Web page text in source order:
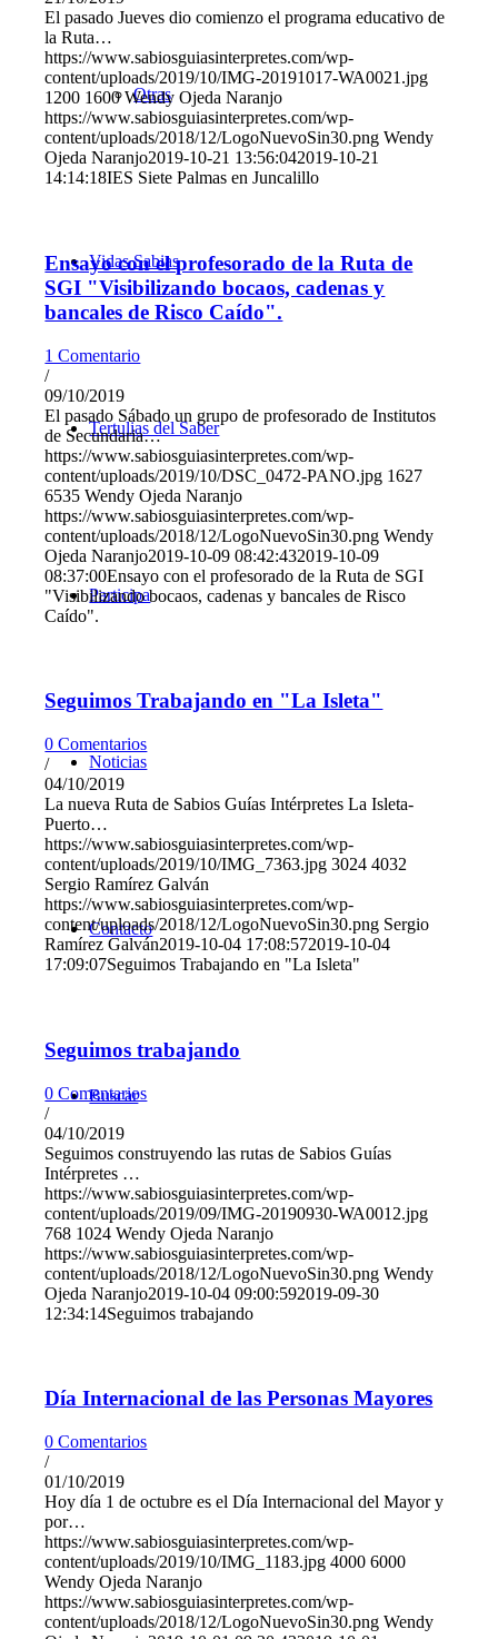
Otras
Vidas Sabias
Tertulias del Saber
Participa
Noticias
Contacto
Buscar
El pasado Jueves dio comienzo el programa educativo de
la Ruta…
https://www.sabiosguiasinterpretes.com/wp-
content/uploads/2019/10/IMG-20191017-WA0021.jpg
1200 1600 Wendy Ojeda Naranjo
https://www.sabiosguiasinterpretes.com/wp-
content/uploads/2018/12/LogoNuevoSin30.png Wendy
Ojeda Naranjo2019-10-21 13:56:042019-10-21
14:14:18IES Siete Palmas en Juncalillo
Ensayo con el profesorado de la Ruta de
SGI "Visibilizando bocaos, cadenas y
bancales de Risco Caído".
1 Comentario
/
09/10/2019
El pasado Sábado un grupo de profesorado de Institutos
de Secundaria…
https://www.sabiosguiasinterpretes.com/wp-
content/uploads/2019/10/DSC_0472-PANO.jpg 1627
6535 Wendy Ojeda Naranjo
https://www.sabiosguiasinterpretes.com/wp-
content/uploads/2018/12/LogoNuevoSin30.png Wendy
Ojeda Naranjo2019-10-09 08:42:432019-10-09
08:37:00Ensayo con el profesorado de la Ruta de SGI
"Visibilizando bocaos, cadenas y bancales de Risco
Caído".
Seguimos Trabajando en "La Isleta"
0 Comentarios
/
04/10/2019
La nueva Ruta de Sabios Guías Intérpretes La Isleta-
Puerto…
https://www.sabiosguiasinterpretes.com/wp-
content/uploads/2019/10/IMG_7363.jpg 3024 4032
Sergio Ramírez Galván
https://www.sabiosguiasinterpretes.com/wp-
content/uploads/2018/12/LogoNuevoSin30.png Sergio
Ramírez Galván2019-10-04 17:08:572019-10-04
17:09:07Seguimos Trabajando en "La Isleta"
Seguimos trabajando
0 Comentarios
/
04/10/2019
Seguimos construyendo las rutas de Sabios Guías
Intérpretes …
https://www.sabiosguiasinterpretes.com/wp-
content/uploads/2019/09/IMG-20190930-WA0012.jpg
768 1024 Wendy Ojeda Naranjo
https://www.sabiosguiasinterpretes.com/wp-
content/uploads/2018/12/LogoNuevoSin30.png Wendy
Ojeda Naranjo2019-10-04 09:00:592019-09-30
12:34:14Seguimos trabajando
Día Internacional de las Personas Mayores
0 Comentarios
/
01/10/2019
Hoy día 1 de octubre es el Día Internacional del Mayor y
por…
https://www.sabiosguiasinterpretes.com/wp-
content/uploads/2019/10/IMG_1183.jpg 4000 6000
Wendy Ojeda Naranjo
https://www.sabiosguiasinterpretes.com/wp-
content/uploads/2018/12/LogoNuevoSin30.png Wendy